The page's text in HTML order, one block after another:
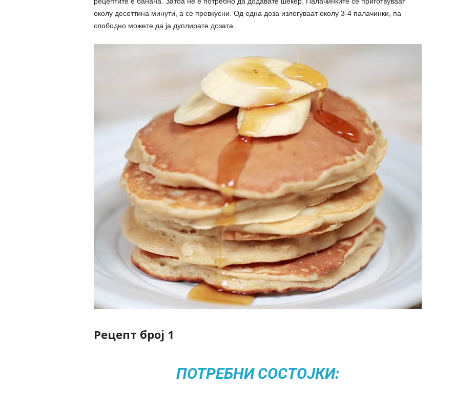
околу десеттина минути, а се превкусни. Од една доза излегуваат околу 3-4 палачинки, па
слободно можете да ја дуплирате дозата.
Рецепт број 1
ПОТРЕБНИ СОСТОЈКИ: